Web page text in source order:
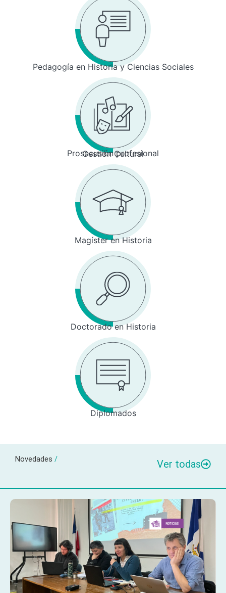
Pedagogía en Historia y Ciencias Sociales
Prosecusión profesional
Gestión Cultural
Magíster en Historia
Doctorado en Historia
Diplomados
Novedades / Ver todas